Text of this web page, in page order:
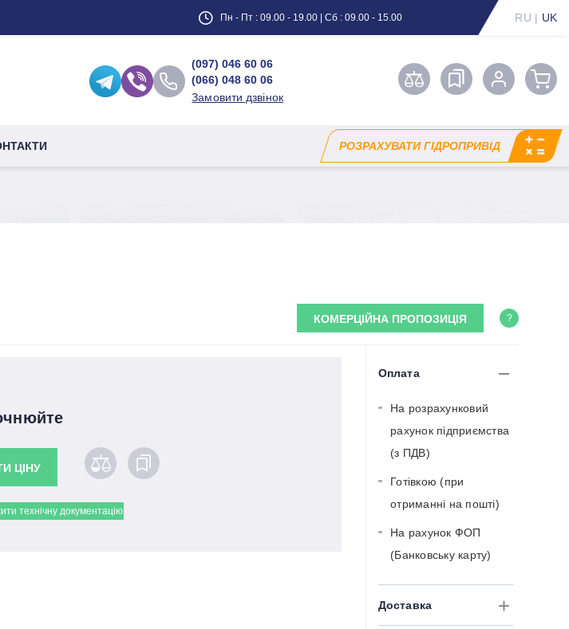
Пн - Пт : 09.00 - 19.00 | Сб : 09.00 - 15.00 RU | UK
(097) 046 60 06
(066) 048 60 06
Замовити дзвінок
РОЗРАХУВАТИ ГІДРОПРИВІД
КОМЕРЦІЙНА ПРОПОЗИЦІЯ ?
ЦІНУ
технічну документацію
Оплата
На розрахунковий
рахунок підприємства
(з ПДВ)
Готівкою (при
отриманні на пошті)
На рахунок ФОП
(Банковську карту)
Доставка